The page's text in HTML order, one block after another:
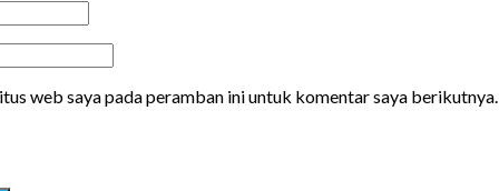
web saya pada peramban ini untuk komentar saya berikutnya.